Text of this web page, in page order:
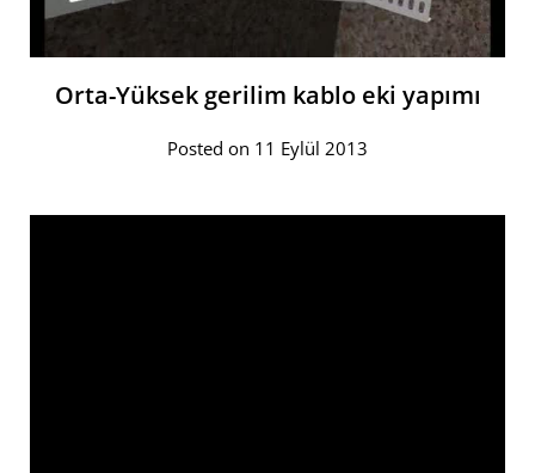
Orta-Yüksek gerilim kablo eki yapımı
Posted on 11 Eylül 2013